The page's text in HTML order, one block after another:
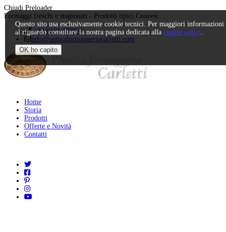
Chiudi Preloader
Formaggi freschi e stagionati - Prodotti tipici Cuneesi
+39 0171 383576
info@anticaformaggeriacarletti.com
Home
Storia
Prodotti
Offerte e Novità
Contatti
Questo sito usa esclusivamente cookie tecnici. Per maggiori informazioni
al riguardo consultare la nostra pagina dedicata alla cookie policy.
OK ho capito